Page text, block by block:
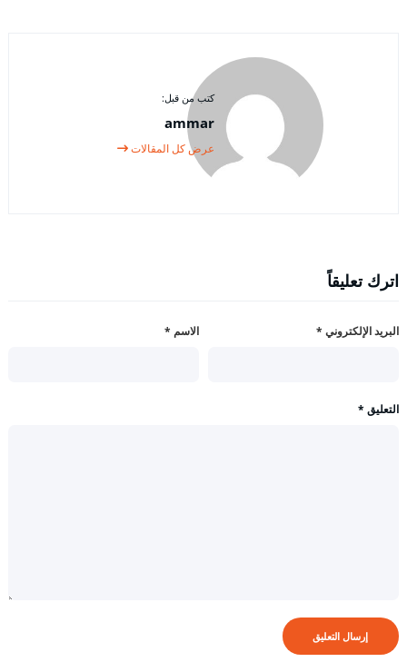
كتب من قبل:
ammar
عرض كل المقالات
اترك تعليقاً
الاسم * البريد الإلكتروني *
التعليق *